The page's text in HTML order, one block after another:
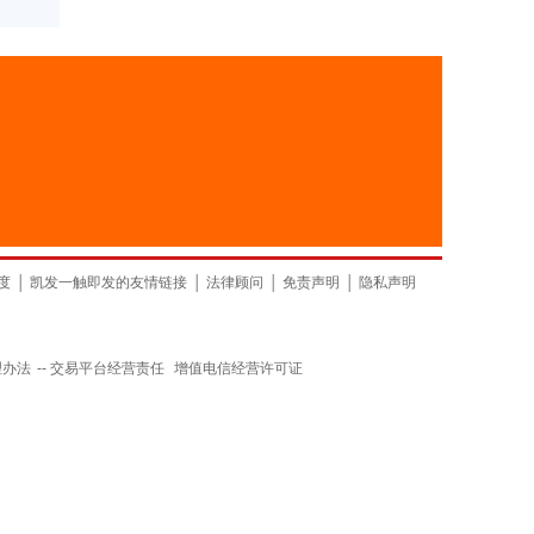
凯发一触即发的友情链接 法律顾问 免责声明
隐私声明
法 -- 交易平台经营责任 增值电信经营许可证